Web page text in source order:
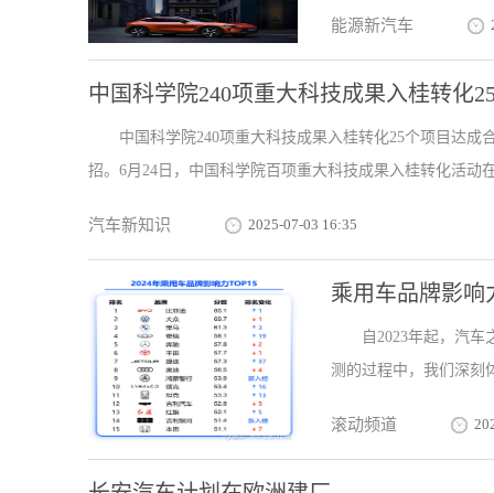
能源新汽车
中国科学院240项重大科技成果入桂转化
中国科学院240项重大科技成果入桂转化25个项目达
招。6月24日，中国科学院百项重大科技成果入桂转化活动
汽车新知识 2025-07-03 16:35
乘用车品牌影响
自2023年起，汽
测的过程中，我们深刻
滚动频道